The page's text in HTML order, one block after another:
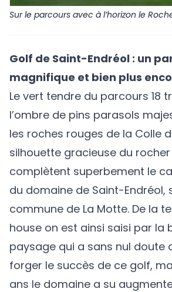
Sur le parcours avec à l’horizon le
Golf de Saint-Endréol : un
magnifique et bien plus
Le vert tendre du parcours 18
l’ombre de pins parasols
les roches rouges de la Colle
silhouette gracieuse du
complètent superbement le
du domaine de Saint-Endréol,
commune de La Motte. De la
house on est ainsi saisi par la
paysage qui a sans nul doute
forger le succès de ce golf,
ans le domaine a su